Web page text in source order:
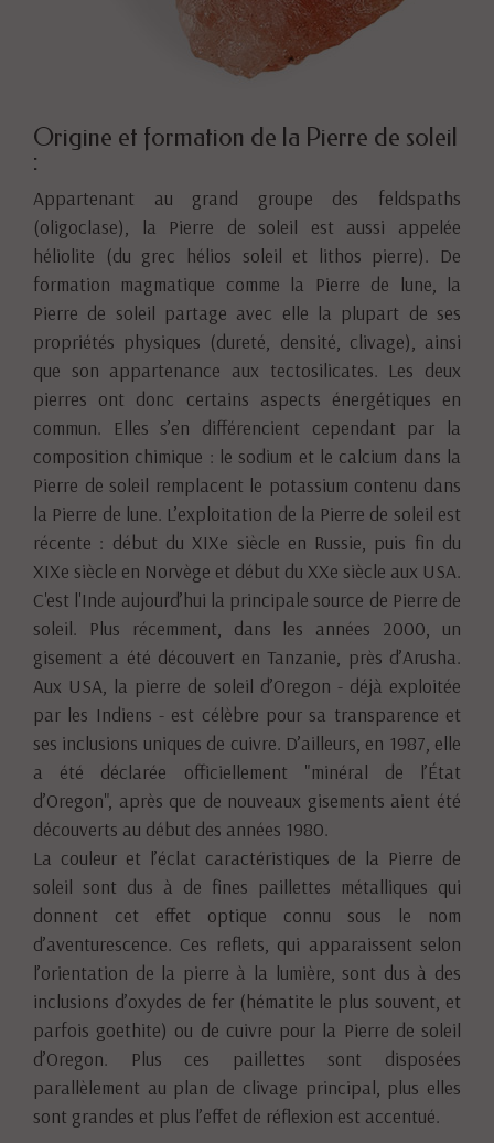
Origine et formation de la Pierre de soleil
:
Appartenant au grand groupe des feldspaths
(oligoclase), la Pierre de soleil est aussi appelée
héliolite (du grec hélios soleil et lithos pierre). De
formation magmatique comme la Pierre de lune, la
Pierre de soleil partage avec elle la plupart de ses
propriétés physiques (dureté, densité, clivage), ainsi
que son appartenance aux tectosilicates. Les deux
pierres ont donc certains aspects énergétiques en
commun. Elles s’en différencient cependant par la
composition chimique : le sodium et le calcium dans la
Pierre de soleil remplacent le potassium contenu dans
la Pierre de lune. L’exploitation de la Pierre de soleil est
récente : début du XIXe siècle en Russie, puis fin du
XIXe siècle en Norvège et début du XXe siècle aux USA.
C'est l'Inde aujourd’hui la principale source de Pierre de
soleil. Plus récemment, dans les années 2000, un
gisement a été découvert en Tanzanie, près d’Arusha.
Aux USA, la pierre de soleil d’Oregon - déjà exploitée
par les Indiens - est célèbre pour sa transparence et
ses inclusions uniques de cuivre. D’ailleurs, en 1987, elle
a été déclarée officiellement "minéral de l’État
d’Oregon", après que de nouveaux gisements aient été
découverts au début des années 1980.
La couleur et l’éclat caractéristiques de la Pierre de
soleil sont dus à de fines paillettes métalliques qui
donnent cet effet optique connu sous le nom
d’aventurescence. Ces reflets, qui apparaissent selon
l’orientation de la pierre à la lumière, sont dus à des
inclusions d’oxydes de fer (hématite le plus souvent, et
parfois goethite) ou de cuivre pour la Pierre de soleil
d’Oregon. Plus ces paillettes sont disposées
parallèlement au plan de clivage principal, plus elles
sont grandes et plus l’effet de réflexion est accentué.